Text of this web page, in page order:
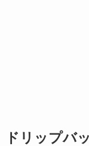
ドリップバ